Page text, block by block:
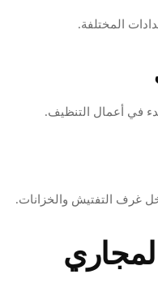
المختلفة.
في أعمال التنظيف.
غرف التفتيش والخزانات.